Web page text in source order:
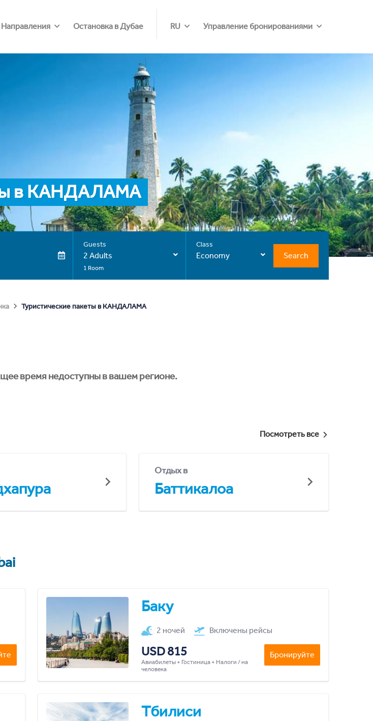
Направления Остановка в Дубае RU Управление бронированиями
в КАНДАЛАМА
Guests
2 Adults
1 Room
Class
Economy Search
Туристические пакеты в КАНДАЛАМА
время недоступны в вашем регионе.
Посмотреть все
Отдых в
Баттикалоа
Баку
2 ночей Включены рейсы
USD 815
Авиабилеты + Гостиница + Налоги / на
человека
Бронируйте
Тбилиси